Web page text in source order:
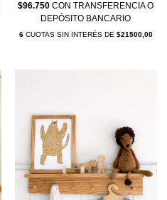
$96.750 CON TRANSFERENCIA O
DEPÓSITO BANCARIO
6CUOTAS SIN INTERÉS DE $21500,00